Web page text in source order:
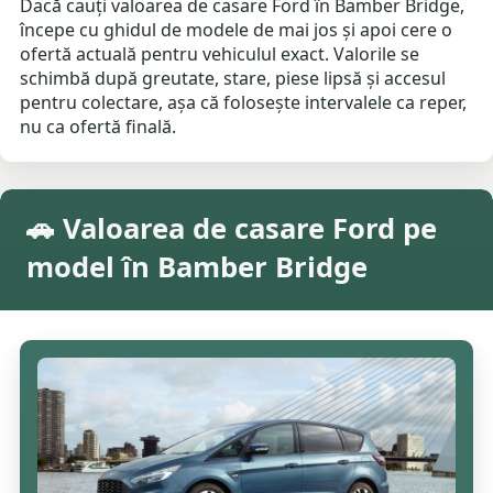
Dacă cauți valoarea de casare Ford în Bamber Bridge,
începe cu ghidul de modele de mai jos și apoi cere o
ofertă actuală pentru vehiculul exact. Valorile se
schimbă după greutate, stare, piese lipsă și accesul
pentru colectare, așa că folosește intervalele ca reper,
nu ca ofertă finală.
🚗 Valoarea de casare Ford pe
model în Bamber Bridge